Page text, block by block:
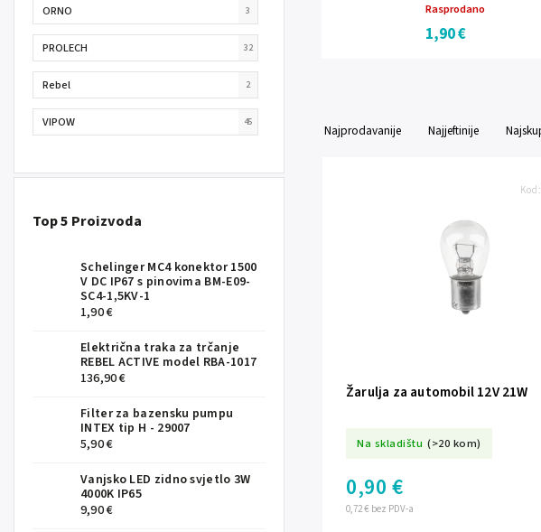
ORNO 3
PROLECH 32
Rebel 2
VIPOW 45
Top 5 Proizvoda
Schelinger MC4 konektor 1500
V DC IP67 s pinovima BM-E09-
SC4-1,5KV-1
1,90 €
Električna traka za trčanje
REBEL ACTIVE model RBA-1017
136,90 €
Filter za bazensku pumpu
INTEX tip H - 29007
5,90 €
Vanjsko LED zidno svjetlo 3W
4000K IP65
9,90 €
Rasprodano
1,90 €
Najprodavanije Najjeftinije
Žarulja za automobil 12V 21W
Na skladištu (>20 kom)
0,72 € bez PDV-a
0,90 €
Kod: